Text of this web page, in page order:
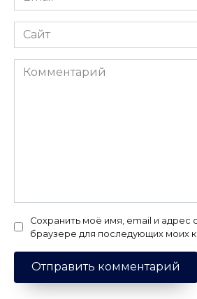
*
Сайт
Комментарий
Сохранить моё имя, email и адрес
браузере для последующих моих